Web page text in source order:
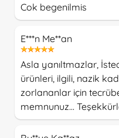
Cok begenilmis
E***n Me**an
Asla yanıltmazlar,
ürünleri, ilgili, nazik
zorlananlar için
memnunuz...